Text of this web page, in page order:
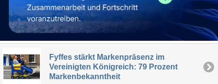
Fyffes stärkt Markenpräsenz im
Vereinigten Königreich: 79 Prozent
Markenbekanntheit